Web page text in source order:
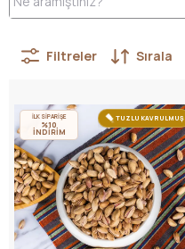
Filtreler Sırala
TUZLU KAVRULMUŞ
İLK SİPARİŞE
%10
İNDİRİM